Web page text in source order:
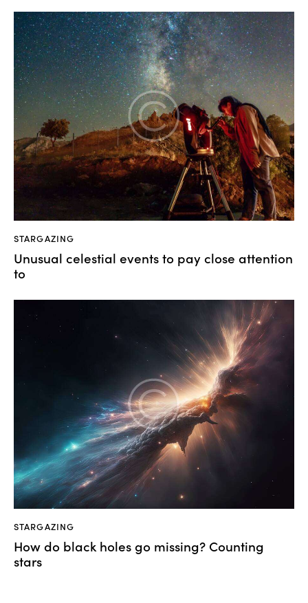
STARGAZING
Unusual celestial events to pay close attention
to
STARGAZING
How do black holes go missing? Counting
stars